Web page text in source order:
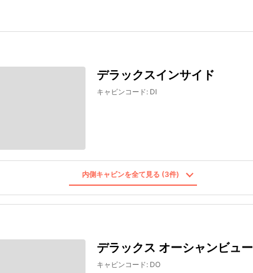
デラックスインサイド
キャビンコード: DI
内側キャビンを全て見る (3件)
デラックス オーシャンビュー
キャビンコード: DO